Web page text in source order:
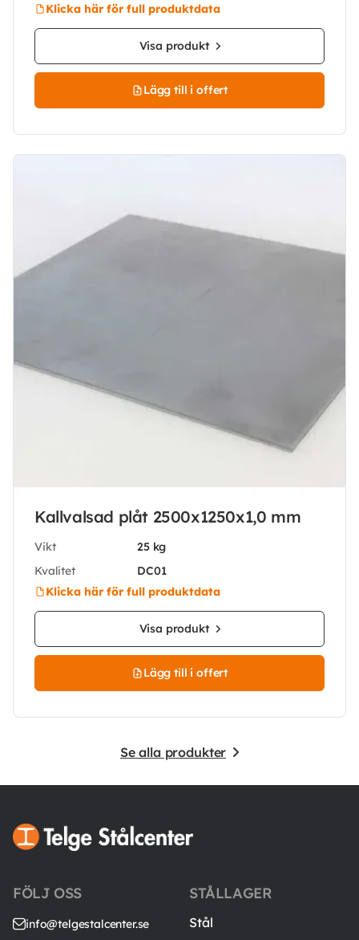
Klicka här för full produktdata
Visa produkt
Lägg till i offert
Kallvalsad plåt 2500x1250x1,0 mm
Vikt
25 kg
Kvalitet
DC01
Klicka här för full produktdata
Visa produkt
Lägg till i offert
Se alla produkter
FÖLJ OSS
info@telgestalcenter.se
STÅLLAGER
Stål